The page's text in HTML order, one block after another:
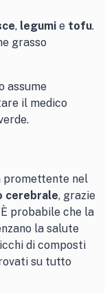
, legumi e tofu.
grasso
assume
il medico
promettente nel
cerebrale, grazie
probabile che la
la salute
di composti
su tutto